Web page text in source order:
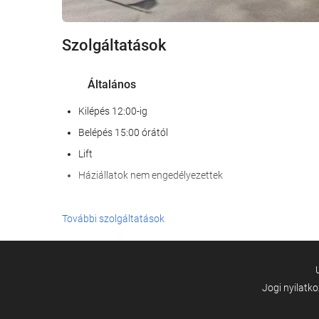
Szolgáltatások
Általános
Kilépés 12:00-ig
Belépés 15:00 órától
Lift
Háziállatok nem engedélyezettek
Recepció szolgáltatások
24 órás recepció
További szolgáltatások
Jogi